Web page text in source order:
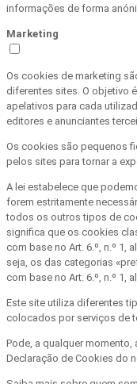
informações de forma
Marketing
Os cookies de marketing
diferentes sites. O objetivo
apelativos para cada
editores e anunciantes
Os cookies são pequenos
pelos sites para tornar a
A lei estabelece que
forem estritamente
todos os outros tipos de
significa que os cookies
com base no Art. 6.º, n.º 1,
seja, os das categorias
com base no Art. 6.º, n.º 1,
Este site utiliza diferentes
colocados por serviços de
Pode, a qualquer momento,
Declaração de Cookies do